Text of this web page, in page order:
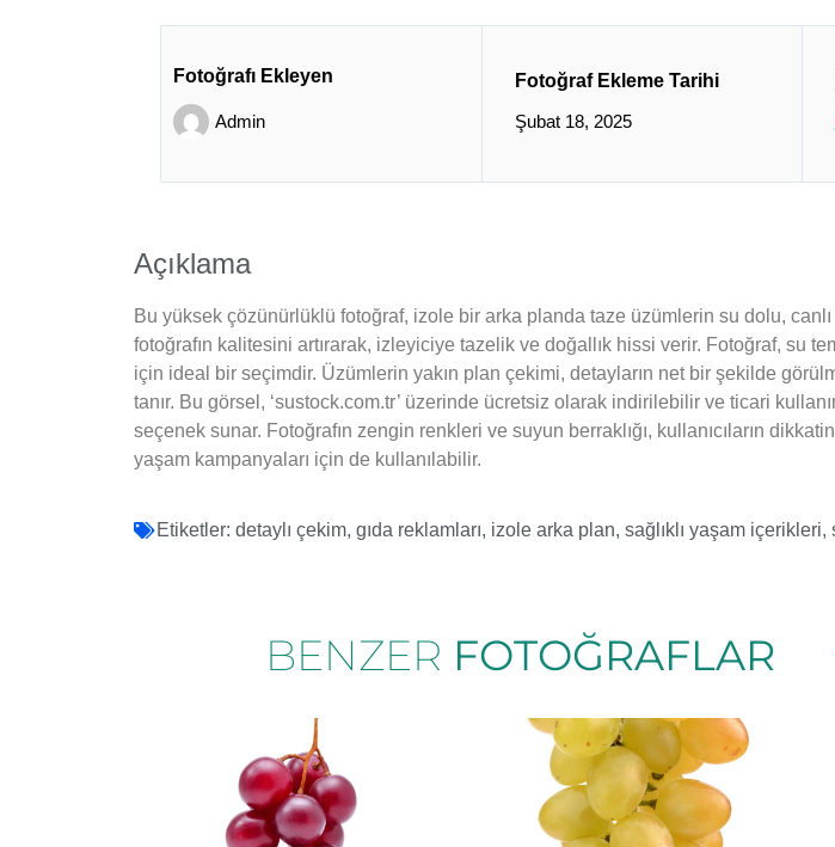
Fotoğrafı Ekleyen
Admin
Fotoğraf Ekleme Tarihi
Şubat 18, 2025
Açıklama
Bu yüksek çözünürlüklü fotoğraf, izole bir arka planda taze üzümlerin su dolu,
fotoğrafın kalitesini artırarak, izleyiciye tazelik ve doğallık hissi verir. Fotoğraf, su
için ideal bir seçimdir. Üzümlerin yakın plan çekimi, detayların net bir şekilde
tanır. Bu görsel, ‘sustock.com.tr’ üzerinde ücretsiz olarak indirilebilir ve ticari
seçenek sunar. Fotoğrafın zengin renkleri ve suyun berraklığı, kullanıcıların
yaşam kampanyaları için de kullanılabilir.
Etiketler: detaylı çekim, gıda reklamları, izole arka plan, sağlıklı yaşam içerikleri,
BENZER FOTOĞRAFLAR